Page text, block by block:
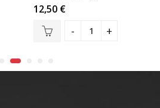
Avaliação
0
de
12,50 €